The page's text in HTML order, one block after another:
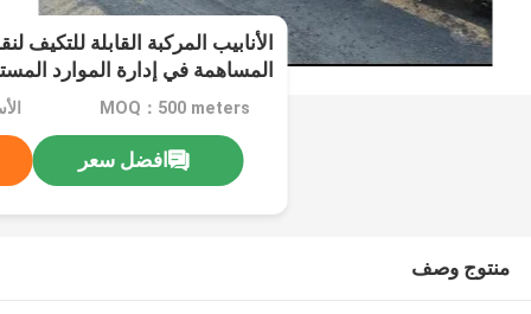
الأنابيب المركبة القابلة للتكيف
المساهمة في إدارة الموارد
MOQ：500 meters
افضل سعر
منتوج وصف